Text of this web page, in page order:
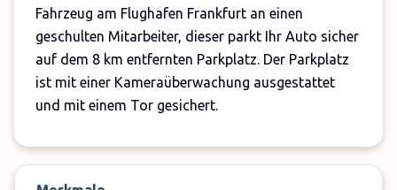
Fahrzeug am Flughafen Frankfurt an einen
geschulten Mitarbeiter, dieser parkt Ihr Auto sicher
auf dem 8 km entfernten Parkplatz. Der Parkplatz
ist mit einer Kameraüberwachung ausgestattet
und mit einem Tor gesichert.
23:59 Uhr täglich nutzen.